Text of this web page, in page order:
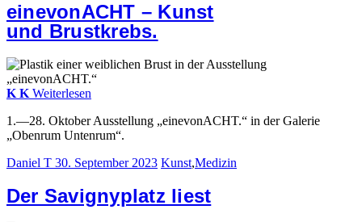
einevonACHT – Kunst
und Brustkrebs.
K K Weiterlesen
1.—28. Oktober Ausstellung „einevonACHT.“ in der Galerie
„Obenrum Untenrum“.
Daniel T 30. September 2023 Kunst,Medizin
Der Savignyplatz liest